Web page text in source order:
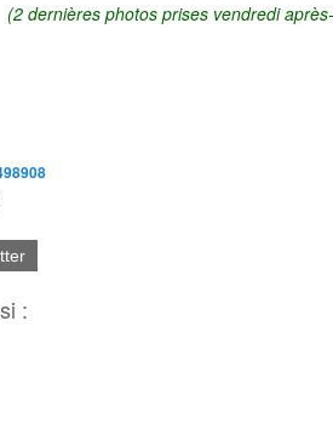
(2 dernières photos prises vendredi
: